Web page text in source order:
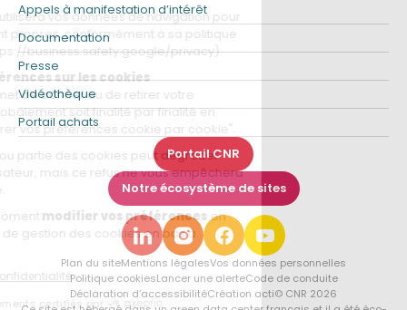
Appels à manifestation d’intérêt
Documentation
Presse
Vidéothèque
Portail achats
Portail CNR
Notre écosystème de sites
Plan du siteMentions légalesVos données personnelles
Politique cookiesLancer une alerteCode de conduite
Déclaration d’accessibilitéCréation acti© CNR 2026